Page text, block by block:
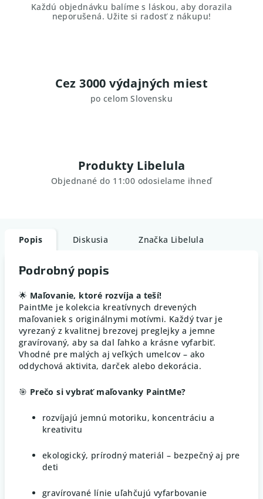
Každú objednávku balíme s láskou, aby dorazila
neporušená. Užite si radosť z nákupu!
Cez 3000 výdajných miest
po celom Slovensku
Produkty Libelula
Objednané do 11:00 odosielame ihneď
Popis Diskusia Značka Libelula
Podrobný popis
🌟 Maľovanie, ktoré rozvíja a teší!
PaintMe je kolekcia kreatívnych drevených
maľovaniek s originálnymi motívmi. Každý tvar je
vyrezaný z kvalitnej brezovej preglejky a jemne
gravírovaný, aby sa dal ľahko a krásne vyfarbiť.
Vhodné pre malých aj veľkých umelcov – ako
oddychová aktivita, darček alebo dekorácia.
🎯 Prečo si vybrať maľovanky PaintMe?
rozvíjajú jemnú motoriku, koncentráciu a
kreativitu
ekologický, prírodný materiál – bezpečný aj pre
deti
gravírované línie uľahčujú vyfarbovanie